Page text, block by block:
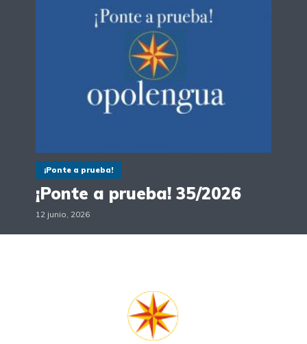
¡Ponte a prueba!
¡Ponte a prueba! 35/2026
12 junio, 2026